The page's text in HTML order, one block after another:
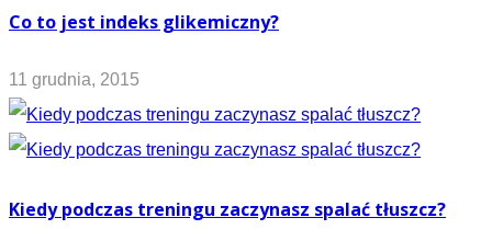
Co to jest indeks glikemiczny?
11 grudnia, 2015
Kiedy podczas treningu zaczynasz spalać tłuszcz?